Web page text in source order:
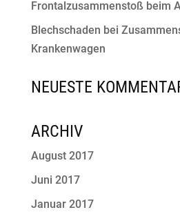
Frontalzusammenstoß beim
Blechschaden bei
Krankenwagen
NEUESTE
ARCHIV
August 2017
Juni 2017
Januar 2017